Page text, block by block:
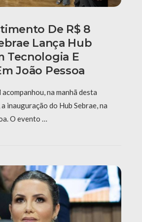
De R$ 8
Lança Hub
Tecnologia E
João Pessoa
na manhã desta
inauguração do Hub Sebrae, na
O evento …